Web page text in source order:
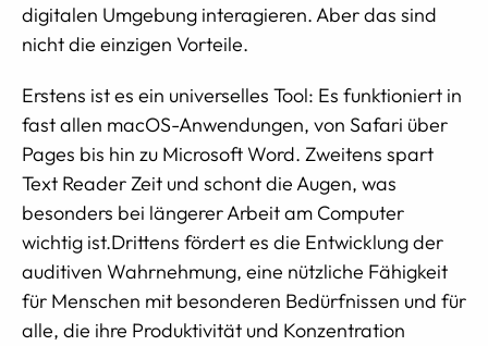
digitalen Umgebung interagieren. Aber das sind
nicht die einzigen Vorteile.
Erstens ist es ein universelles Tool: Es funktioniert in
fast allen macOS-Anwendungen, von Safari über
Pages bis hin zu Microsoft Word. Zweitens spart
Text Reader Zeit und schont die Augen, was
besonders bei längerer Arbeit am Computer
wichtig ist.Drittens fördert es die Entwicklung der
auditiven Wahrnehmung, eine nützliche Fähigkeit
für Menschen mit besonderen Bedürfnissen und für
alle, die ihre Produktivität und Konzentration